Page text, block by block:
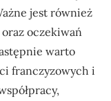
jest również
oczekiwań
warto
franczyzowych i